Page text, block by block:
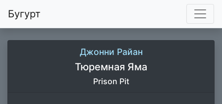
Бугурт
Джонни Райан
Тюремная Яма
Prison Pit